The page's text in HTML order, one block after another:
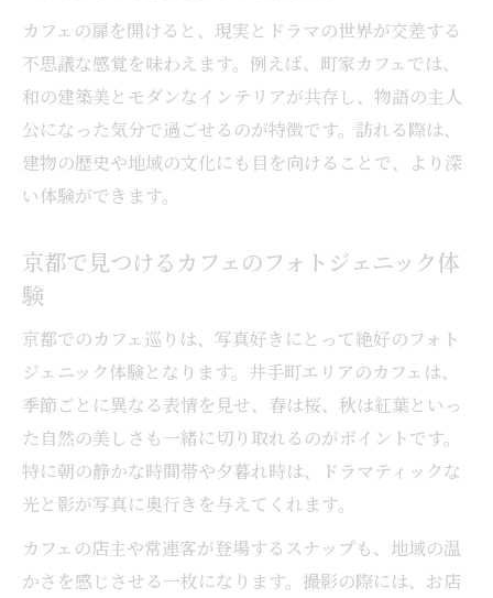
カフェの扉を開けると、現実とドラマの世界が交差する
不思議な感覚を味わえます。例えば、町家カフェでは、
和の建築美とモダンなインテリアが共存し、物語の主人
公になった気分で過ごせるのが特徴です。訪れる際は、
建物の歴史や地域の文化にも目を向けることで、より深
い体験ができます。
京都で見つけるカフェのフォトジェニック体
験
京都でのカフェ巡りは、写真好きにとって絶好のフォト
ジェニック体験となります。井手町エリアのカフェは、
季節ごとに異なる表情を見せ、春は桜、秋は紅葉といっ
た自然の美しさも一緒に切り取れるのがポイントです。
特に朝の静かな時間帯や夕暮れ時は、ドラマティックな
光と影が写真に奥行きを与えてくれます。
カフェの店主や常連客が登場するスナップも、地域の温
かさを感じさせる一枚になります。撮影の際には、お店